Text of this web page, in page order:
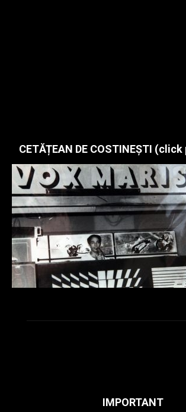
CETĂȚEAN DE COSTINEȘTI
IMPORTANT